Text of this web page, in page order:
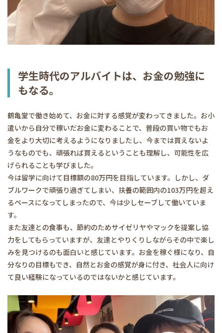
学生時代のアルバイトは、お金の勉強に
もなる。
鶴亀堂で働き始めて、お金に対する感覚が変わってきました。お小
遣いから自分で稼いだお金に変わることで、普段の買い物でもお
金をより大切に考えるようになりましたし、今までは買えないよ
うなものでも、頑張れば買えるということも理解し、可能性を広
げられることも学びました。
今は留学に向けて目標額の80万円を目指しています。しかし、ダ
ブルワークで頑張り過ぎてしまい、扶養の範囲内の103万円を超え
るペースになってしまったので、今は少しセーブして働いていま
す。
また友達との食事も、節約のためサイゼリヤやマックを提案し協
力をしてもらっていますが、友達とやりくりしながらその中で楽し
みを見つけるのも面白いと感じています。お金を稼ぐ様になり、自
分なりの目標もでき、自然とお金の感覚が身に付き、社会人に向け
て良い経験になっているのではないかと感じています。